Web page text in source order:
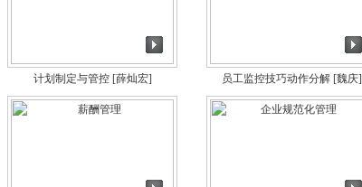
计划制定与管控[薛灿宏] 员工监控技巧动作分解[魏庆]